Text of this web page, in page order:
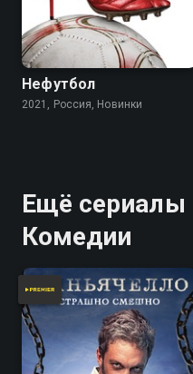
Нефутбол
2021, Россия, Новинки
Ещё сериалы
Комедии